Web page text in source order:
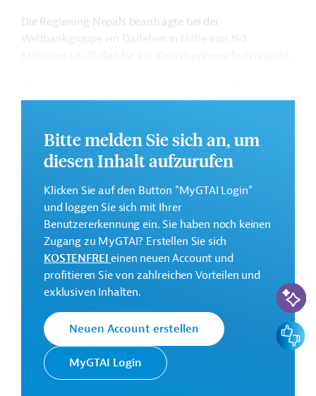
Die Regierung Nepals beantragte bei der
Weltbankgruppe ein Darlehen in Höhe von 150
zur Bewältigung von Natur- und anderen Katastrophen
Katastrophenmanagementfonds eingerichtet, die
Bauvorschriften angepasst, die Frühwarnsysteme
modernisiert und das Krankheitsüberwachungssystem
verbessert werden.
Weitere Informationen zu dem Entwicklungsprojekt
finden Sie auf derWebseite der Weltbankgruppe
und im Originaldokument, das zum Download
bereitsteht.
GTAI informiert über die
Schwerpunkte, Regularien und praktische Hinweise zur
Geschäftsanbahnung.
Gesamtkosten:
150 Millionen US-Dollar
Bitte melden Sie sich an, um
diesen Inhalt aufzurufen
Klicken Sie auf den Button "MyGTAI Login"
und loggen Sie sich mit Ihrer
Benutzererkennung ein. Sie haben noch keinen
Zugang zu MyGTAI? Erstellen Sie sich
KOSTENFREIeinen neuen Account und
profitieren Sie von zahlreichen Vorteilen und
exklusiven Inhalten.
Neuen Account erstellen
MyGTAI Login
KI-